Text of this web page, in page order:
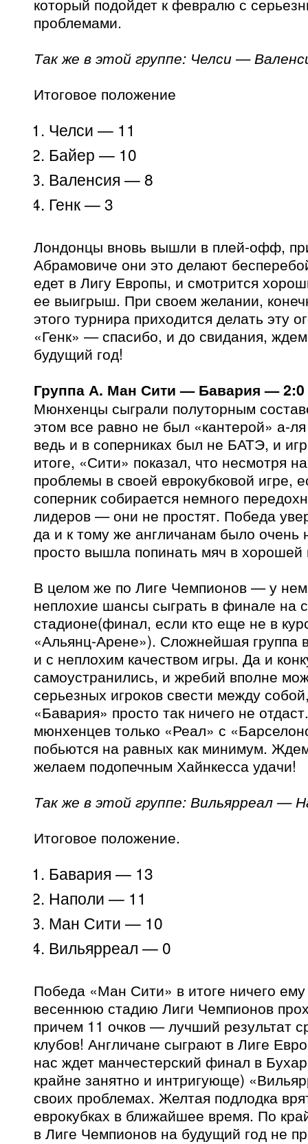
который подойдет к февралю с
проблемами.
Так же в этой группе: Челси —
Итоговое положение
Челси — 11
Байер — 10
Валенсия — 8
Генк — 3
Лондонцы вновь вышли в плей-офф,
Абрамовиче они это делают
едет в Лигу Европы, и смотрится
ее выигрыш. При своем желании,
этого турнира приходится делать эту
«Генк» — спасибо, и до свидания,
будущий год!
Группа А. Ман Сити — Бавария — 2:0
Мюнхенцы сыграли полуторным
этом все равно не был «кантерой» а-
ведь и в соперниках был не БАТЭ, и
итоге, «Сити» показал, что несмотря
проблемы в своей еврокубковой игре,
соперник собирается немного
лидеров — они не простят. Победа
да и к тому же англичанам было очень
просто вышла попинать мяч в хорошей
В целом же по Лиге Чемпионов — у
неплохие шансы сыграть в финале на
стадионе(финал, если кто еще не в
«Альянц-Арене»). Сложнейшая группа
и с неплохим качеством игры. Да и
самоустранились, и жребий вполне
серьезных игроков свести между
«Бавария» просто так ничего не
мюнхенцев только «Реал» с
побьются на равных как минимум.
желаем подопечным Хайнкесса удачи!
Так же в этой группе: Вильярреал —
Итоговое положение.
Бавария — 13
Наполи — 11
Ман Сити — 10
Вильярреал — 0
Победа «Ман Сити» в итоге ничего
весеннюю стадию Лиги Чемпионов
причем 11 очков — лучший результат
клубов! Англичане сыграют в Лиге
нас ждет манчестерский финал в
крайне занятно и интригующе)
своих проблемах. Желтая подлодка
еврокубках в ближайшее время. По
в Лиге Чемпионов на будущий год не